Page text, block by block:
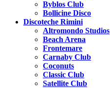
Byblos Club
Bollicine Disco
Discoteche Rimini
Altromondo Studios
Beach Arena
Frontemare
Carnaby Club
Coconuts
Classic Club
Satellite Club